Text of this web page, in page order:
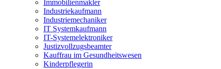
Immobilienmakler
Industriekaufmann
Industriemechaniker
IT Systemkaufmann
IT-Systemelektroniker
Justizvollzugsbeamter
Kauffrau im Gesundheitswesen
Kinderpflegerin